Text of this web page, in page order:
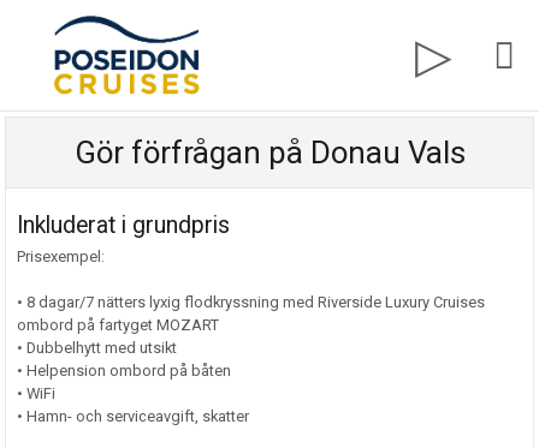
Gör förfrågan på Donau Vals
Inkluderat i grundpris
Prisexempel:
• 8 dagar/7 nätters lyxig flodkryssning med Riverside Luxury Cruises
ombord på fartyget MOZART
• Dubbelhytt med utsikt
• Helpension ombord på båten
• WiFi
• Hamn- och serviceavgift, skatter